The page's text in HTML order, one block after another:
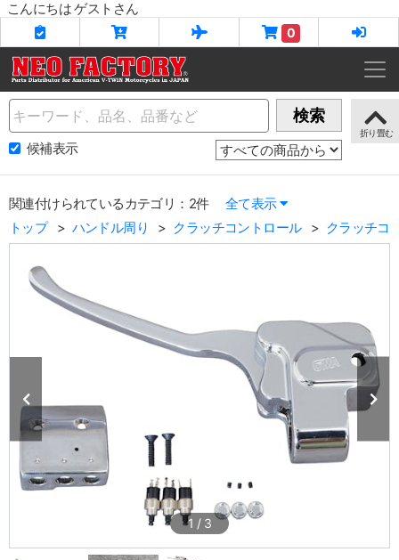
こんにちは ゲストさん
0
Name 検索
候補表示
関連付けられているカテゴリ：2件
全て表示
トップ
ハンドル周り クラッチコントロール クラッチコ
1 / 3